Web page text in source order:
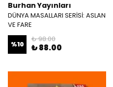
Burhan Yayınları
DÜNYA MASALLARI SERİSİ: ASLAN
VE FARE
%10
₺ 98.00
₺ 88.00